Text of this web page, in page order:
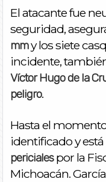
El atacante fue
seguridad,
mmy los siete
incidente,
Víctor Hugo de la
peligro.
Hasta el
identificado y
pericialespor la
Michoacán.